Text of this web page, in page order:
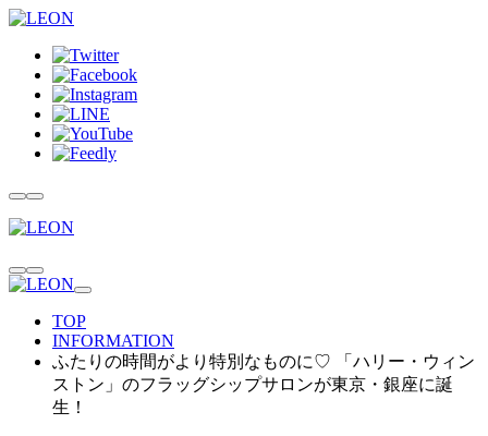
TOP
INFORMATION
ふたりの時間がより特別なものに♡ 「ハリー・ウィン
ストン」のフラッグシップサロンが東京・銀座に誕
生！